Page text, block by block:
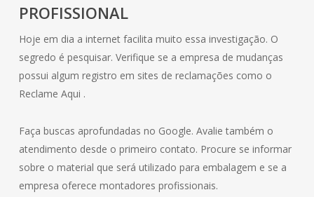
PROFISSIONAL
Hoje em dia a internet facilita muito essa investigação. O
segredo é pesquisar. Verifique se a empresa de mudanças
possui algum registro em sites de reclamações como o
Reclame Aqui .
Faça buscas aprofundadas no Google. Avalie também o
atendimento desde o primeiro contato. Procure se informar
sobre o material que será utilizado para embalagem e se a
empresa oferece montadores profissionais.